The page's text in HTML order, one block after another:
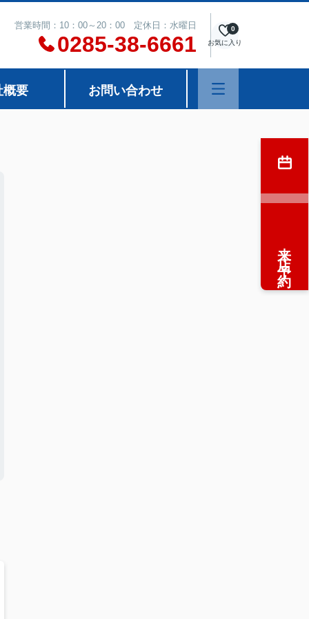
営業時間：10：00～20：00 定休日：水曜日
0285-38-6661 お気に入り
0
概要 お問い合わせ
来店予約